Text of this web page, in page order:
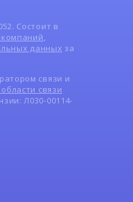
Состоит в
,
данных за
связи и
связи
Л030-00114-